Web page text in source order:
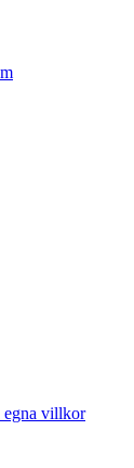
egna villkor